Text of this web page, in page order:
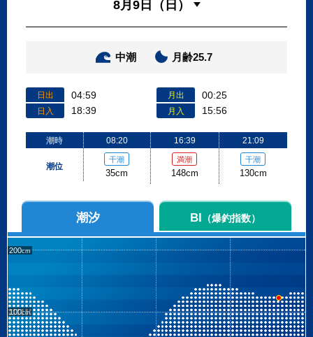
中潮 月齢25.7
日出 04:59
日入 18:39
月出 00:25
月入 15:56
潮時
潮位
08:20
干潮
35cm
16:39
満潮
148cm
21:09
干潮
130cm
潮汐 BI （爆釣指数）
200
100